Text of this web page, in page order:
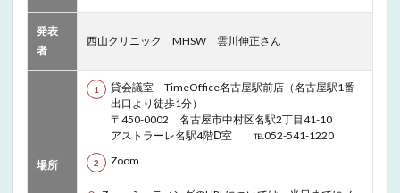
発表
者
西山クリニック MHSW 雲川伸正さん
場所
貸会議室 TimeOffice名古屋駅前店（名古屋駅1番
出口より徒歩1分）
〒450-0002 名古屋市中村区名駅2丁目41-10
アストラーレ名駅4階Ⅾ室 ℡052-541-1220
Zoom